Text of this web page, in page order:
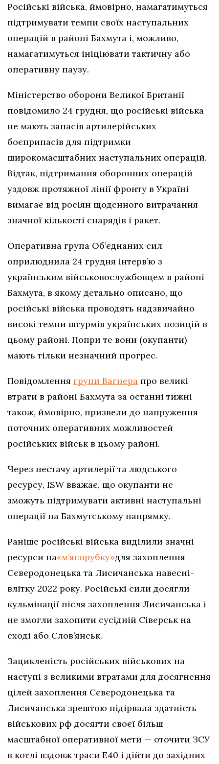
Російські війська, ймовірно, намагатимуться
підтримувати темпи своїх наступальних
операцій в районі Бахмута і, можливо,
намагатимуться ініціювати тактичну або
оперативну паузу.
Міністерство оборони Великої Британії
повідомило 24 грудня, що російські війська
не мають запасів артилерійських
боєприпасів для підтримки
широкомасштабних наступальних операцій.
Відтак, підтримання оборонних операцій
уздовж протяжної лінії фронту в Україні
вимагає від росіян щоденного витрачання
значної кількості снарядів і ракет.
Оперативна група Об’єднаних сил
оприлюднила 24 грудня інтерв’ю з
українським військовослужбовцем в районі
Бахмута, в якому детально описано, що
російські війська проводять надзвичайно
високі темпи штурмів українських позицій в
цьому районі. Попри те вони (окупанти)
мають тільки незначний прогрес.
Повідомлення групи Вагнера про великі
втрати в районі Бахмута за останні тижні
також, ймовірно, призвели до напруження
поточних оперативних можливостей
російських військ в цьому районі.
Через нестачу артилерії та людського
ресурсу, ISW вважає, що окупанти не
зможуть підтримувати активні наступальні
операції на Бахмутському напрямку.
Раніше російські війська виділили значні
ресурси на«м’ясорубку»для захоплення
Сєвєродонецька та Лисичанська навесні-
влітку 2022 року. Російські сили досягли
кульмінації після захоплення Лисичанська і
не змогли захопити сусідній Сіверськ на
сході або Слов’янськ.
Зацикленість російських військових на
наступі з великими втратами для досягнення
цілей захоплення Сєвєродонецька та
Лисичанська зрештою підірвала здатність
військових рф досягти своєї більш
масштабної оперативної мети — оточити ЗСУ
в котлі вздовж траси Е40 і дійти до західних